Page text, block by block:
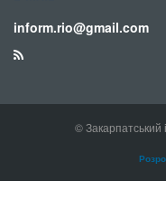
inform.rio@gmail.com
© Закарпатський